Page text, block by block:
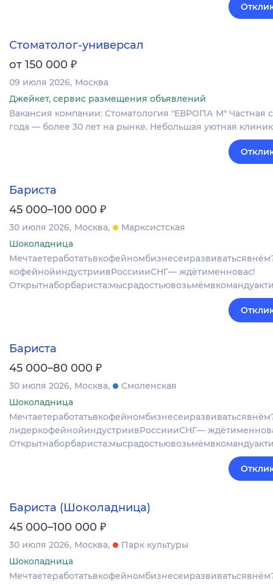
Стоматолог-универсал
от 150 000 ₽
09 июля 2026 Москва
Джейкет, сервис размещения объявлений
Вакансия компании: Стоматология "ЕВРОПА М" Частная
года — более 30 лет на рынке. Небольшая уютная
Бариста
45 000–100 000 ₽
30 июля 2026 Москва
Марксистская
Шоколадница
кофейнойиндустриивРоссиииСНГ— ждётименновас!
Бариста
45 000–80 000 ₽
30 июля 2026 Москва
Смоленская
Шоколадница
лидеркофейнойиндустриивРоссиииСНГ—
Бариста (Шоколадница)
45 000–100 000 ₽
30 июля 2026 Москва
Парк культуры
Шоколадница